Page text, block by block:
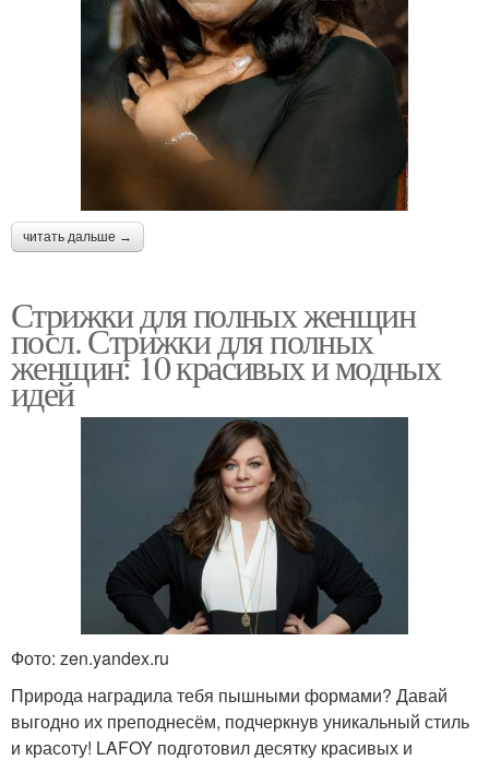
читать дальше →
Стрижки для полных женщин
посл. Стрижки для полных
женщин: 10 красивых и модных
идей
Фото: zen.yandex.ru
Природа наградила тебя пышными формами? Давай
выгодно их преподнесём, подчеркнув уникальный стиль
и красоту! LAFOY подготовил десятку красивых и